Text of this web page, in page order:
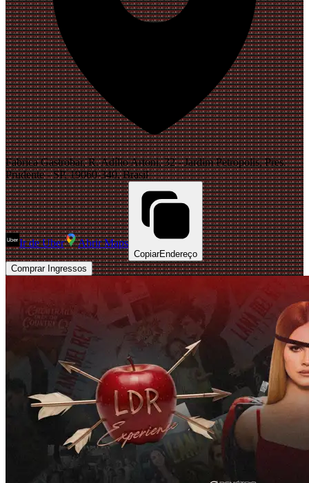
Fabrica Gastrobar, R. Adílio Artoni, 32 - Jardim Petropolis, Pres.
Prudente - SP, 19060-340, Brasil
Ir de Uber Abrir Maps
CopiarEndereço
Comprar Ingressos